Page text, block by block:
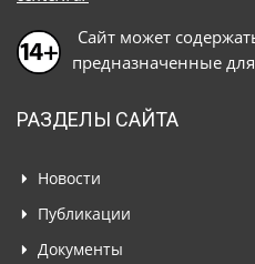
Сайт может
предназначенные
РАЗДЕЛЫ САЙТА
Новости
Публикации
Документы